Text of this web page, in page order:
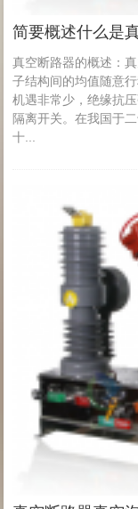
简要概述什么是
真空断路器的概述：
子结构间的均值随意
机遇非常少，绝缘抗
隔离开关。在我国于
十...